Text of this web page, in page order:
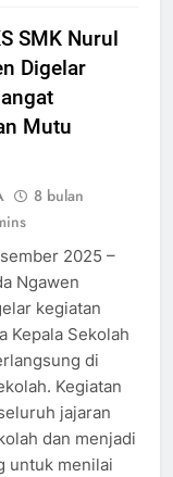
SMK Nurul
Digelar
Mutu
8 bulan
2025 –
Ngawen
kegiatan
Kepala Sekolah
di
Kegiatan
jajaran
dan menjadi
untuk menilai